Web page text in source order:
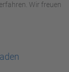
Wir freuen